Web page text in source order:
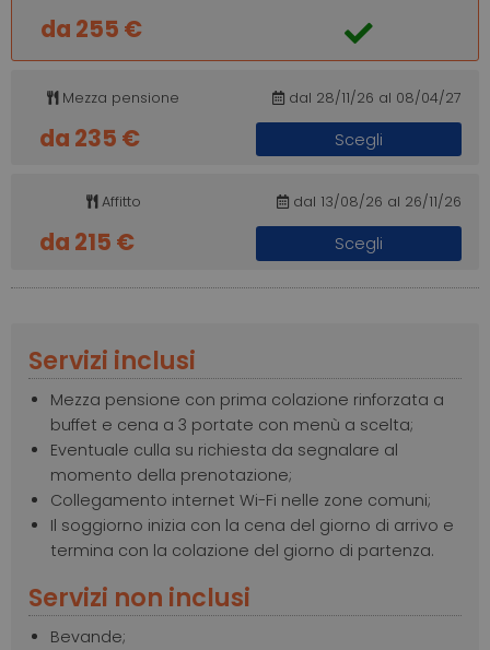
da 255 €
Mezza pensione dal 28/11/26 al 08/04/27
da 235 € Scegli
Affitto dal 13/08/26 al 26/11/26
da 215 € Scegli
Servizi inclusi
Mezza pensione con prima colazione rinforzata a
buffet e cena a 3 portate con menù a scelta;
Eventuale culla su richiesta da segnalare al
momento della prenotazione;
Collegamento internet Wi-Fi nelle zone comuni;
Il soggiorno inizia con la cena del giorno di arrivo e
termina con la colazione del giorno di partenza.
Servizi non inclusi
Bevande;